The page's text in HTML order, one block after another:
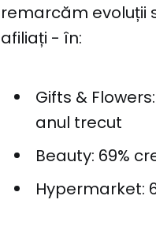
remarcăm evoluții
afiliați - în:
Gifts &
anul trecut
Beauty: 69%
Hypermarket: